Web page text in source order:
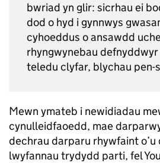
bwriad yn glir: sicrhau ei
dod o hyd i gynnwys
cyhoeddus o ansawdd
rhyngwynebau
teledu clyfar, blychau pen-
Mewn ymateb i newidiadau
cynulleidfaoedd, mae
dechrau darparu rhywfaint o’u
lwyfannau trydydd parti, fel